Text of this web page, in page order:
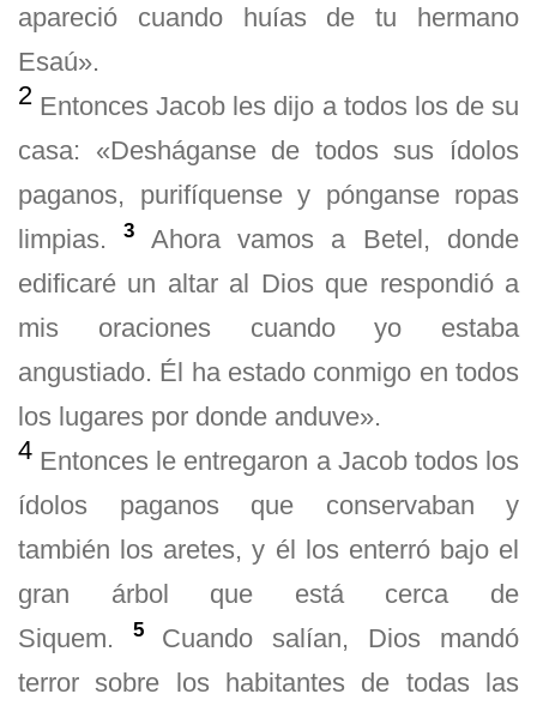
apareció cuando huías de tu hermano
Esaú».
2 Entonces Jacob les dijo a todos los de su
casa: «Desháganse de todos sus ídolos
paganos, purifíquense y pónganse ropas
limpias.3 Ahora vamos a Betel, donde
edificaré un altar al Dios que respondió a
mis oraciones cuando yo estaba
angustiado. Él ha estado conmigo en todos
los lugares por donde anduve».
4 Entonces le entregaron a Jacob todos los
ídolos paganos que conservaban y
también los aretes, y él los enterró bajo el
gran árbol que está cerca de
Siquem.
5 Cuando salían, Dios mandó
terror sobre los habitantes de todas las